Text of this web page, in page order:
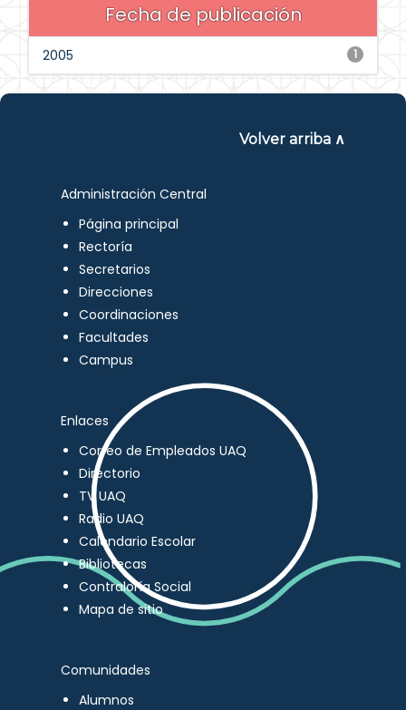
Fecha de publicación
1
2005
Volver arriba ∧
Administración Central
Página principal
Rectoría
Secretarios
Direcciones
Coordinaciones
Facultades
Campus
Enlaces
Correo de Empleados UAQ
Directorio
TV UAQ
Radio UAQ
Calendario Escolar
Bibliotecas
Contraloría Social
Mapa de sitio
Comunidades
Alumnos